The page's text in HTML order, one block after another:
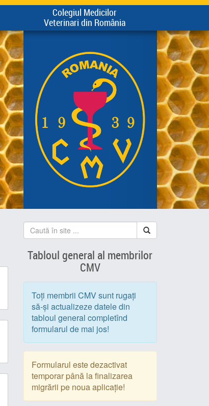
Colegiul Medicilor
Veterinari din România
Tabloul general al membrilor
CMV
Toți membrii CMV sunt rugați
să-și actualizeze datele din
tabloul general completînd
formularul de mai jos!
Formularul este dezactivat
temporar până la finalizarea
migrării pe noua aplicație!